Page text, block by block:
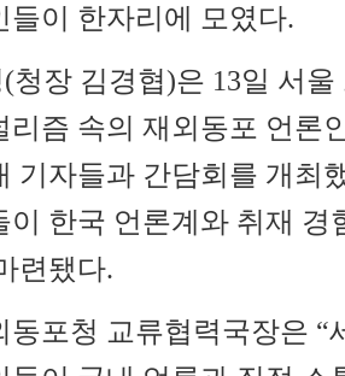
들이 한자리에 모였다.
(청장 김경협)은 13일 서울
리즘 속의 재외동포 언론
기자들과 간담회를 개최
이 한국 언론계와 취재 경
련됐다.
동포청 교류협력국장은 “